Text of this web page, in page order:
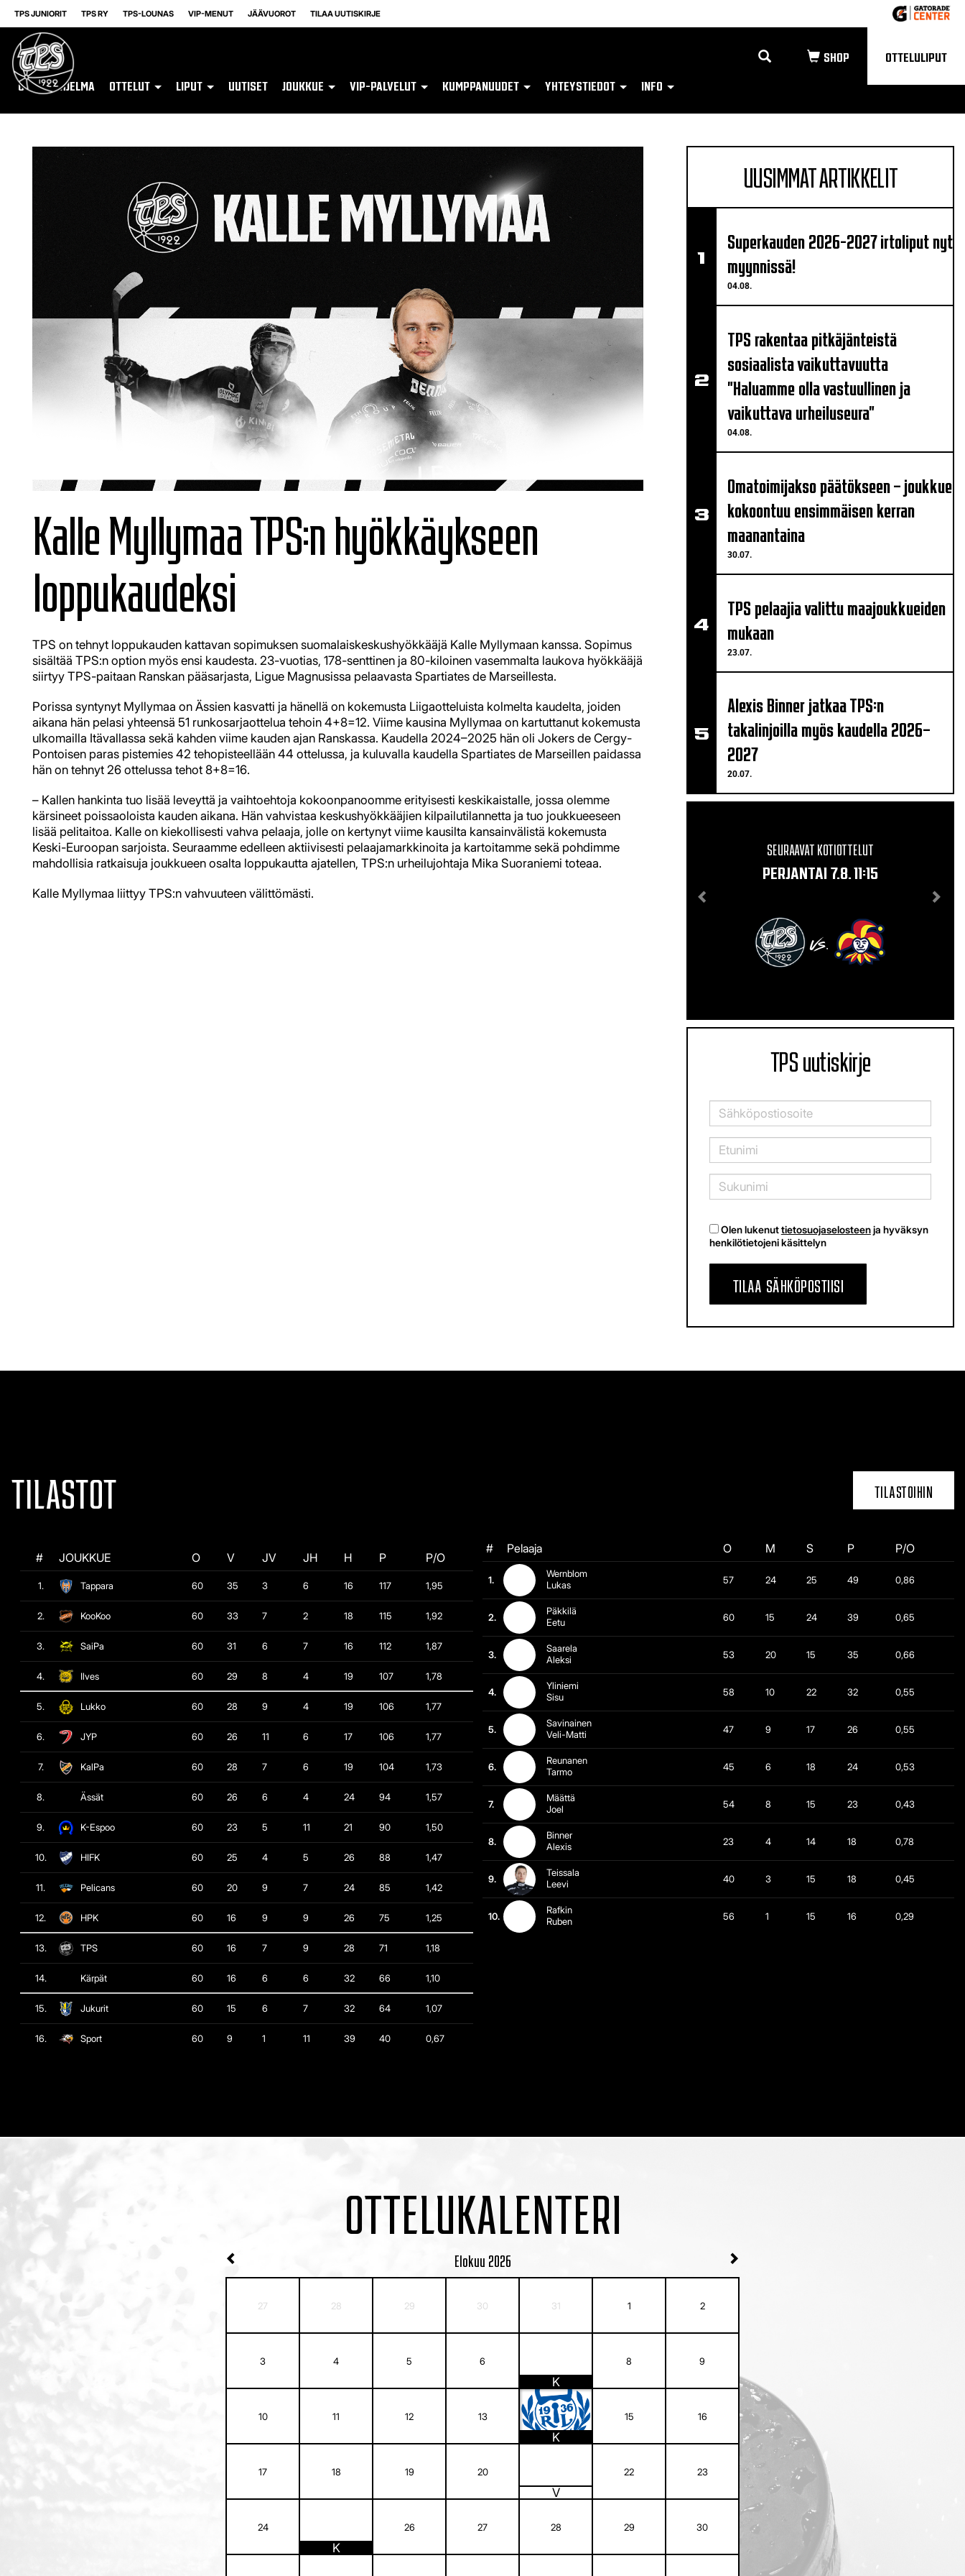
TPS JUNIORIT TPS RY TPS-LOUNAS VIP-MENUT JÄÄVUOROT TILAA UUTISKIRJE
OTTELULIPUT
OTTELUOHJELMA
OTTELUT LIPUT UUTISET JOUKKUE VIP-PALVELUT KUMPPANUUDET YHTEYSTIEDOT INFO
Kalle Myllymaa TPS:n hyökkäykseen
loppukaudeksi
TPS on tehnyt loppukauden kattavan sopimuksen suomalaiskeskushyökkääjä Kalle Myllymaan kanssa. Sopimus
sisältää TPS:n option myös ensi kaudesta. 23-vuotias, 178-senttinen ja 80-kiloinen vasemmalta laukova hyökkääjä
siirtyy TPS-paitaan Ranskan pääsarjasta, Ligue Magnusissa pelaavasta Spartiates de Marseillesta.
Porissa syntynyt Myllymaa on Ässien kasvatti ja hänellä on kokemusta Liigaotteluista kolmelta kaudelta, joiden
aikana hän pelasi yhteensä 51 runkosarjaottelua tehoin 4+8=12. Viime kausina Myllymaa on kartuttanut kokemusta
ulkomailla Itävallassa sekä kahden viime kauden ajan Ranskassa. Kaudella 2024–2025 hän oli Jokers de Cergy-
Pontoisen paras pistemies 42 tehopisteellään 44 ottelussa, ja kuluvalla kaudella Spartiates de Marseillen paidassa
hän on tehnyt 26 ottelussa tehot 8+8=16.
– Kallen hankinta tuo lisää leveyttä ja vaihtoehtoja kokoonpanoomme erityisesti keskikaistalle, jossa olemme
kärsineet poissaoloista kauden aikana. Hän vahvistaa keskushyökkääjien kilpailutilannetta ja tuo joukkueeseen
lisää pelitaitoa. Kalle on kiekollisesti vahva pelaaja, jolle on kertynyt viime kausilta kansainvälistä kokemusta
Keski-Euroopan sarjoista. Seuraamme edelleen aktiivisesti pelaajamarkkinoita ja kartoitamme sekä pohdimme
mahdollisia ratkaisuja joukkueen osalta loppukautta ajatellen, TPS:n urheilujohtaja Mika Suoraniemi toteaa.
Kalle Myllymaa liittyy TPS:n vahvuuteen välittömästi.
UUSIMMAT ARTIKKELIT
04.08.
Superkauden 2026-2027 irtoliput nyt
myynnissä!
04.08.
TPS rakentaa pitkäjänteistä
sosiaalista vaikuttavuutta
"Haluamme olla vastuullinen ja
vaikuttava urheiluseura"
30.07.
Omatoimijakso päätökseen – joukkue
kokoontuu ensimmäisen kerran
maanantaina
23.07.
TPS pelaajia valittu maajoukkueiden
mukaan
20.07.
Alexis Binner jatkaa TPS:n
takalinjoilla myös kaudella 2026–
2027
SEURAAVAT KOTIOTTELUT
PERJANTAI 7.8. 11:15
VS.
TPS uutiskirje
Olen lukenuttietosuojaselosteenja hyväksyn
henkilötietojeni käsittelyn
TILAA SÄHKÖPOSTIISI
TILASTOT TILASTOIHIN
# JOUKKUE O V JV JH H P P/O
1. Tappara 60 35 3 6 16 117 1,95
2. KooKoo 60 33 7 2 18 115 1,92
3. SaiPa 60 31 6 7 16 112 1,87
4. Ilves 60 29 8 4 19 107 1,78
5. Lukko 60 28 9 4 19 106 1,77
6. JYP 60 26 11 6 17 106 1,77
7. KalPa 60 28 7 6 19 104 1,73
8. Ässät 60 26 6 4 24 94 1,57
9. K-Espoo 60 23 5 11 21 90 1,50
10. HIFK 60 25 4 5 26 88 1,47
11. Pelicans 60 20 9 7 24 85 1,42
12. HPK 60 16 9 9 26 75 1,25
13. TPS 60 16 7 9 28 71 1,18
14. Kärpät 60 16 6 6 32 66 1,10
15. Jukurit 60 15 6 7 32 64 1,07
16. Sport 60 9 1 11 39 40 0,67
# Pelaaja O M S P P/O
1.
Wernblom
Lukas
57 24 25 49 0,86
2.
Päkkilä
Eetu
60 15 24 39 0,65
3.
Saarela
Aleksi
53 20 15 35 0,66
4.
Yliniemi
Sisu
58 10 22 32 0,55
5.
Savinainen
Veli-Matti
47 9 17 26 0,55
6.
Reunanen
Tarmo
45 6 18 24 0,53
7.
Määttä
Joel
54 8 15 23 0,43
8.
Binner
Alexis
23 4 14 18 0,78
9.
Teissala
Leevi
40 3 15 18 0,45
10.
Rafkin
Ruben
56 1 15 16 0,29
OTTELUKALENTERI
Elokuu 2026
27 28 29 30 31 1 2
3 4 5 6
K
8 9
10 11 12 13
14
K
15 16
17 18 19 20
V
22 23
24
K
26 27 28 29 30